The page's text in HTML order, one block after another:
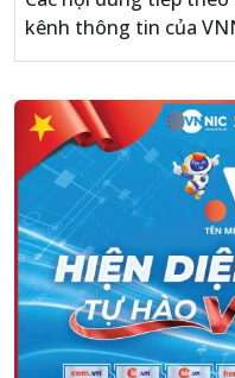
kênh thông tin của